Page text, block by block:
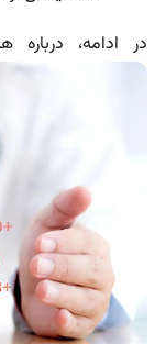
در ادامه،